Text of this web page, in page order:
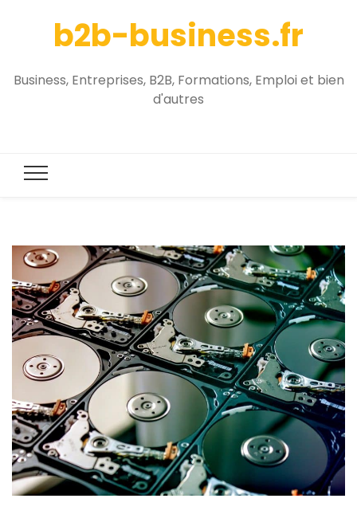
b2b-business.fr
Business, Entreprises, B2B, Formations, Emploi et bien
d'autres